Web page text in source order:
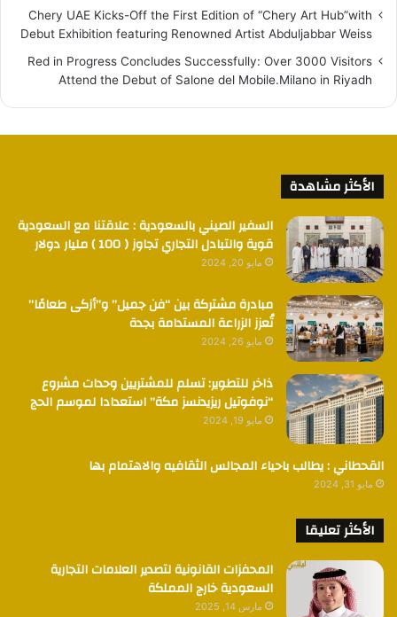
Chery UAE Kicks-Off the First Edition of “Chery Art Hub”with
Debut Exhibition featuring Renowned Artist Abduljabbar Weiss
Red in Progress Concludes Successfully: Over 3000 Visitors
Attend the Debut of Salone del Mobile.Milano in Riyadh
الأكثر مشاهدة
السفير الصيني بالسعودية : علاقتنا مع السعودية
قوية والتبادل التجاري تجاوز ( 100 ) مليار دولار
مايو 20, 2024
مبادرة مشتركة بين “فن جميل” و”أزكى طعامًا”
تُعزز الزراعة المستدامة بجدة
مايو 26, 2024
ذاخر للتطوير: تسلم للمشتريين وحدات مشروع
“نوفوتيل ريزيدنسز مكة” استعدادا لموسم الحج
مايو 19, 2024
القحطاني : يطالب باحياء المجالس الثقافيه والاهتمام بها
مايو 31, 2024
الأكثر تعليقا
المحفزات القانونية لتصدير العلامات التجارية
السعودية خارج المملكة
مارس 14, 2025